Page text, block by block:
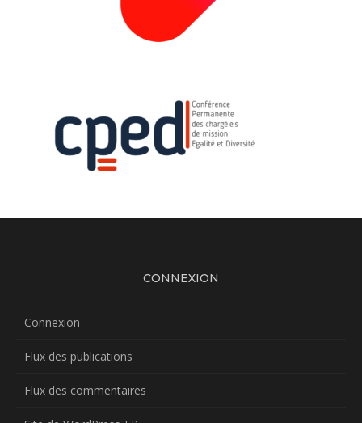
CONNEXION
Connexion
Flux des publications
Flux des commentaires